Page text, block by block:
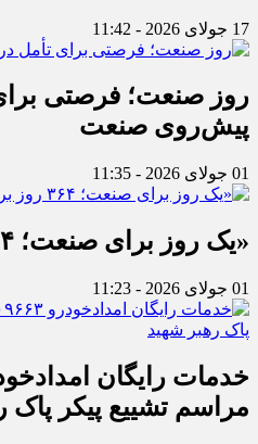
17 جولای 2026 - 11:42
روز صنعت؛ فرصتی
پیش‌روی صنعت
01 جولای 2026 - 11:35
«یک روز برای صنعت؛ ۳۶۴ روز برای چالش»
01 جولای 2026 - 11:23
مراسم تشییع پیکر پاک